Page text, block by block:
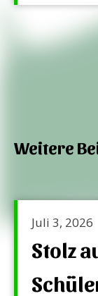
Weitere
Juli 3, 2026
Stolz